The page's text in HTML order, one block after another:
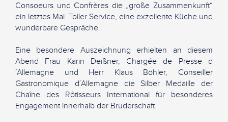
Consoeurs und Confrères die „große Zusammenkunft“
ein letztes Mal. Toller Service, eine exzellente Küche und
wunderbare Gespräche.
Eine besondere Auszeichnung erhielten an diesem
Abend Frau Karin Deißner, Chargée de Presse d
´Allemagne und Herr Klaus Böhler, Conseiller
Gastronomique d´Allemagne die Silber Medaille der
Chaîne des Rôtisseurs International für besonderes
Engagement innerhalb der Bruderschaft.